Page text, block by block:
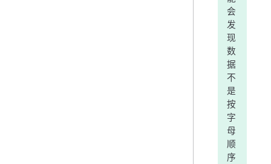
会
发
现
数
据
不
是
按
字
母
顺
序